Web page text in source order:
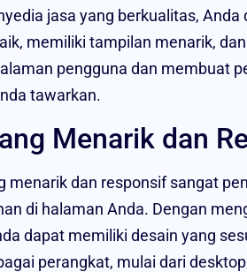
jasa yang berkualitas,
memiliki tampilan menarik,
pengguna dan membuat
tawarkan.
Menarik dan
menarik dan responsif sangat
di halaman Anda. Dengan
dapat memiliki desain yang
perangkat, mulai dari